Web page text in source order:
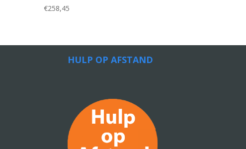
€258,45
HULP OP AFSTAND